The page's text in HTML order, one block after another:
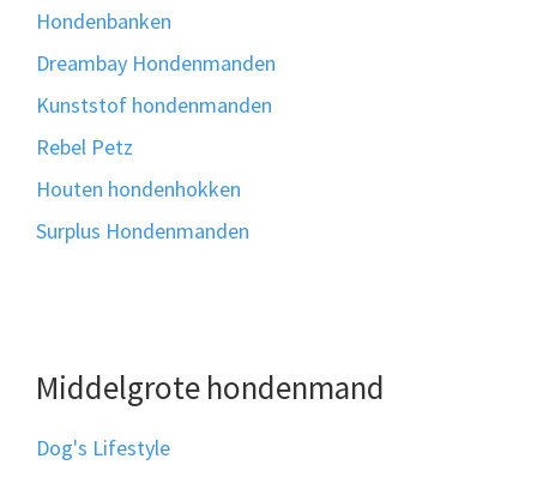
Hondenbanken
Dreambay Hondenmanden
Kunststof hondenmanden
Rebel Petz
Houten hondenhokken
Surplus Hondenmanden
Middelgrote hondenmand
Dog's Lifestyle